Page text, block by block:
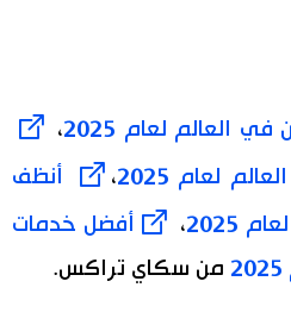
العالم لعام 2025
،
لعام 2025
،
أنظف
،
أفضل خدمات
من سكاي تراكس.